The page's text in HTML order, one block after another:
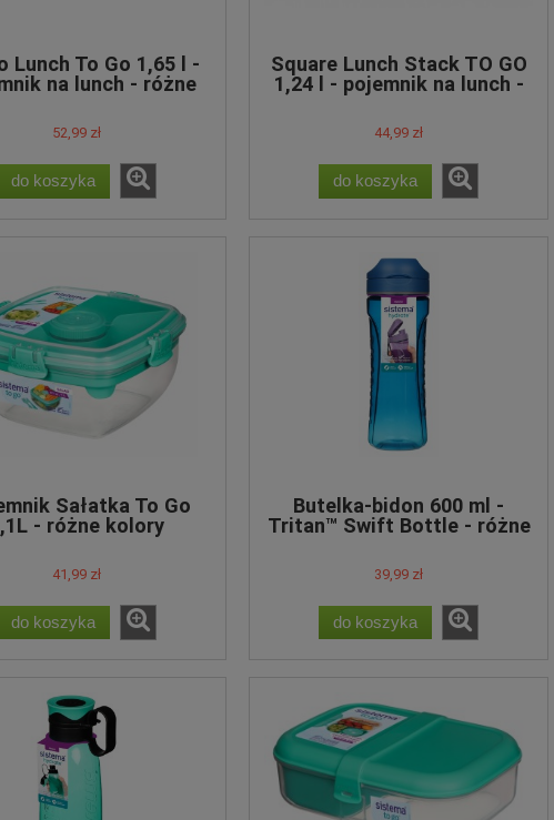
- zestaw 6
46,98 zł
do koszyka
Zakwaska do KEFIRU - zestaw
Lunch To Go 1,65 l -
na lunch - różne
52,99 zł
do koszyka
Square Lunch Stack TO GO
1,24 l - pojemnik na lunch -
różne kolory
44,99 zł
do koszyka
Sałatka To Go
- różne kolory
41,99 zł
do koszyka
Butelka-bidon 600 ml -
Tritan™ Swift Bottle - różne
39,99 zł
do koszyka